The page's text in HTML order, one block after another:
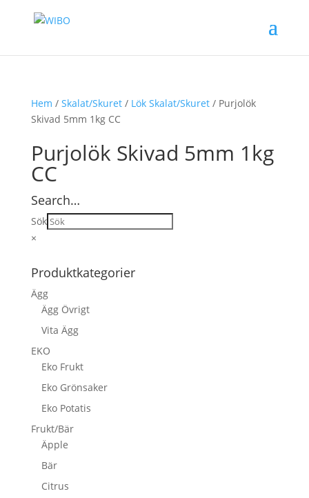
Hem / Skalat/Skuret/ Lök Skalat/Skuret/ Purjolök
Skivad 5mm 1kg CC
Purjolök Skivad 5mm 1kg
CC
Search…
Sök
×
Produktkategorier
Ägg
Ägg Övrigt
Vita Ägg
EKO
Eko Frukt
Eko Grönsaker
Eko Potatis
Frukt/Bär
Äpple
Bär
Citrus